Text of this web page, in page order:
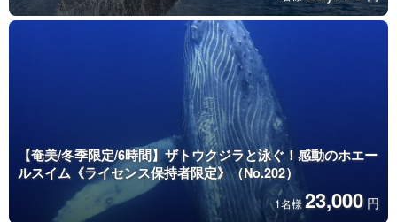
【奄美/冬季限定/6時間】ザトウクジラと泳ぐ！感動のホエー
ルスイム《ライセンス保持者限定》（No.202）
1名様23,000 円